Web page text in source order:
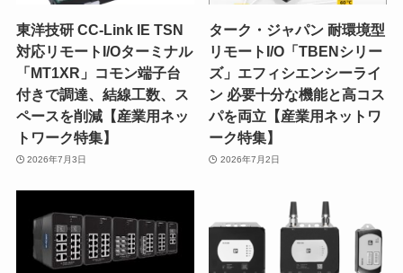
東洋技研 CC-Link IE TSN
対応リモートI/Oターミナル
「MT1XR」コモン端子台
付きで調達、結線工数、ス
ペースを削減【産業用ネッ
トワーク特集】
2026年7月3日
ターク・ジャパン 耐環境型
リモートI/O「TBENシリー
ズ」エフィシエンシーライ
ン 必要十分な機能と高コス
パを両立【産業用ネットワ
ーク特集】
2026年7月2日